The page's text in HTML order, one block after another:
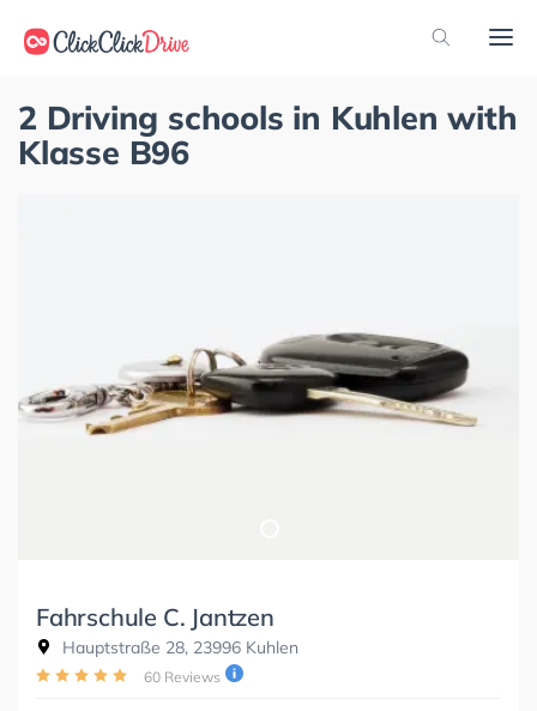
2 Driving schools in Kuhlen with
Klasse B96
Fahrschule C. Jantzen
Hauptstraße 28, 23996 Kuhlen
60 Reviews